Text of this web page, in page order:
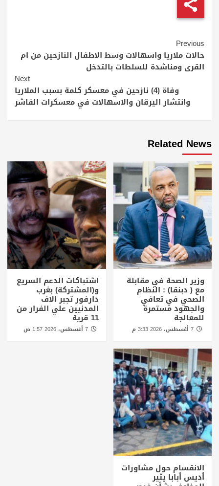
Continue
Reading
Previous
حالات ملاريا واسهالات وسط الاطفال النازحين من ام
القرى ومناشدة للسلطات بالتدخل
Next
وفاة (4) نازحين في معسكر كلمة بسبب الملاريا
وانتشار اليرقان والاسهالات في معسكرات الفاشر
Related News
وزير الصحة في مقابلة
مع ( دبنقا) : النظام
الصحي في تعافي
والجهود مستمرة
للمعالجة
اشتباكات الدعم السريع
و(المشتركة) بغرب
دارفور تجبر الاف
المدنيين علي الفرار من
11 قرية
7 أغسطس، 2026 1:57 ص
الانقسام حول مشاورات
أديس أبابا يثير